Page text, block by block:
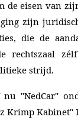
de eisen van
zijn
die de
rechtszaal
strijd.
"NedCar"
Krimp Kabinet"